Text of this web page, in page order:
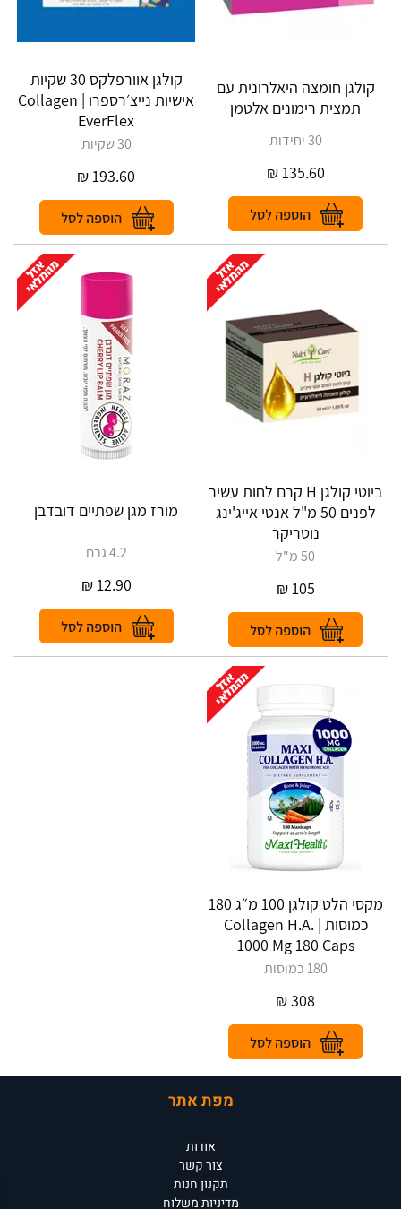
קולגן חומצה היאלרונית עם
תמצית רימונים אלטמן
30 יחידות
135.60
₪
קולגן אוורפלקס 30 שקיות
אישיות נייצ׳רספרו | Collagen
EverFlex
30 שקיות
193.60
₪
ביוטי קולגן H קרם לחות עשיר
לפנים 50 מ"ל אנטי אייג'ינג
נוטריקר
50 מ"ל
105
₪
מורז מגן שפתיים דובדבן
4.2 גרם
12.90
₪
מקסי הלט קולגן 100 מ״ג 180
כמוסות | Collagen H.A.
1000 Mg 180 Caps
180 כמוסות
308
₪
מפת אתר
אודות
צור קשר
תקנון חנות
מדיניות משלוח